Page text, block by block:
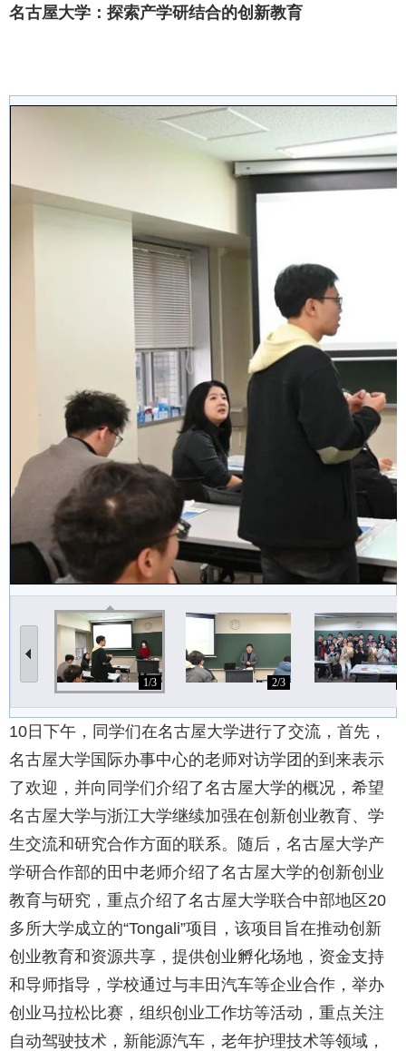
名古屋大学：探索产学研结合的创新教育
1/3 2/3
10日下午，同学们在名古屋大学进行了交流，首先，
名古屋大学国际办事中心的老师对访学团的到来表示
了欢迎，并向同学们介绍了名古屋大学的概况，希望
名古屋大学与浙江大学继续加强在创新创业教育、学
生交流和研究合作方面的联系。随后，名古屋大学产
学研合作部的田中老师介绍了名古屋大学的创新创业
教育与研究，重点介绍了名古屋大学联合中部地区20
多所大学成立的“Tongali”项目，该项目旨在推动创新
创业教育和资源共享，提供创业孵化场地，资金支持
和导师指导，学校通过与丰田汽车等企业合作，举办
创业马拉松比赛，组织创业工作坊等活动，重点关注
自动驾驶技术，新能源汽车，老年护理技术等领域，